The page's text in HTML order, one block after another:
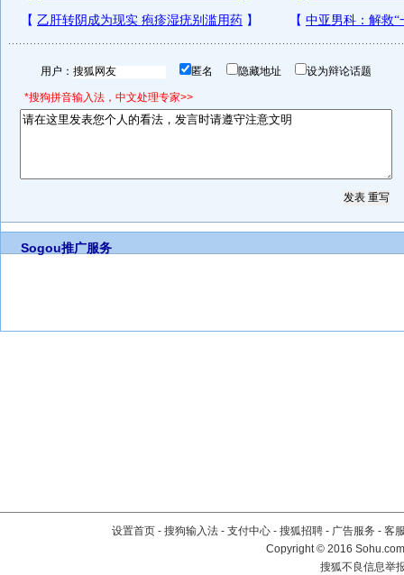
用户： 匿名 隐藏地址 设为辩论话题
*搜狗拼音输入法，中文处理专家>>
Sogou推广服务
设置首页 - 搜狗输入法 - 支付中心 - 搜狐招聘 - 广告服务 - 客
Copyright©2016
搜狐不良信息举